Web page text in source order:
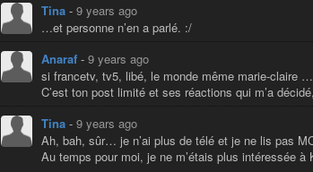
Tina - 9 years ago
…et personne n’en a parlé. :/
Anaraf - 9 years ago
si francetv, tv5, libé, le monde même marie-claire
C’est ton post limité et ses réactions qui m’a
Tina - 9 years ago
Ah, bah, sûr… je n’ai plus de télé et je ne lis pas
Au temps pour moi, je ne m’étais plus intéressée